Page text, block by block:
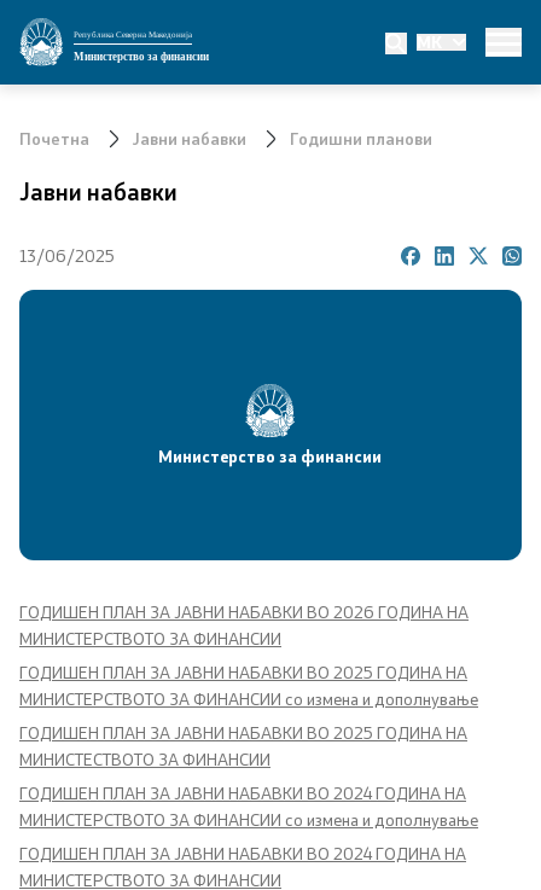
Република Северна Македонија
Министерство за финансии
MK
Министерство
Заменик министер
Превенција од корупција
Органограм
Области
Јавни финансии
Почетна Јавни набавки Годишни планови
Јавни набавки
13/06/2025
Министерство за финансии
ГОДИШЕН ПЛАН ЗА ЈАВНИ НАБАВКИ ВО 2026 ГОДИНА НА
МИНИСТЕРСТВОТО ЗА ФИНАНСИИ
ГОДИШЕН ПЛАН ЗА ЈАВНИ НАБАВКИ ВО 2025 ГОДИНА НА
МИНИСТЕРСТВОТО ЗА ФИНАНСИИ со измена и дополнување
ГОДИШЕН ПЛАН ЗА ЈАВНИ НАБАВКИ ВО 2025 ГОДИНА НА
МИНИСТЕСТВОТО ЗА ФИНАНСИИ
ГОДИШЕН ПЛАН ЗА ЈАВНИ НАБАВКИ ВО 2024 ГОДИНА НА
МИНИСТЕРСТВОТО ЗА ФИНАНСИИ со измена и дополнување
ГОДИШЕН ПЛАН ЗА ЈАВНИ НАБАВКИ ВО 2024 ГОДИНА НА
МИНИСТЕРСТВОТО ЗА ФИНАНСИИ